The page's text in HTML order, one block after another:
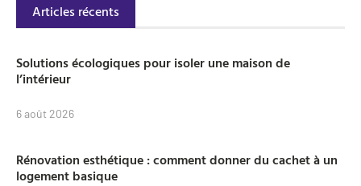
Articles récents
Solutions écologiques pour isoler une maison de
l’intérieur
6 août 2026
Rénovation esthétique : comment donner du cachet à un
logement basique